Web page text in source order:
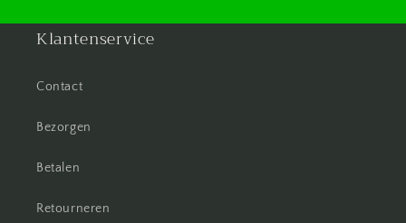
Klantenservice
Contact
Bezorgen
Betalen
Retourneren